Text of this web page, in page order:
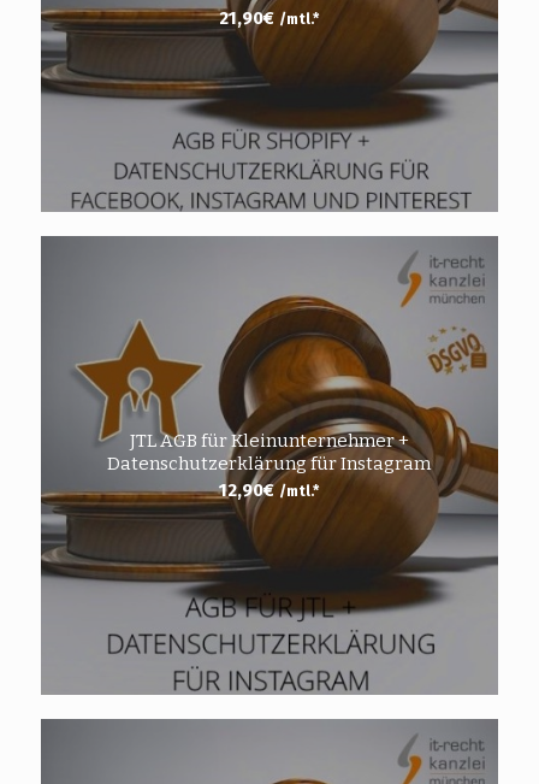
21,90€ /mtl.*
JTL AGB für Kleinunternehmer +
Datenschutzerklärung für Instagram
12,90€ /mtl.*